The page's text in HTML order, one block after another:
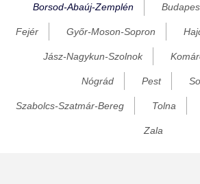
Bánréve
Baskó
Becskeháza
Berente
Borsod-Abaúj-Zemplén
Fejér Győr-Moson-Sopron
Jász-Nagykun-Szolnok
Nógrád Pest
Szabolcs-Szatmár-Bereg Tolna
Zala